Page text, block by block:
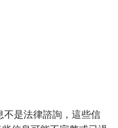
不是法律諮詢，這些信